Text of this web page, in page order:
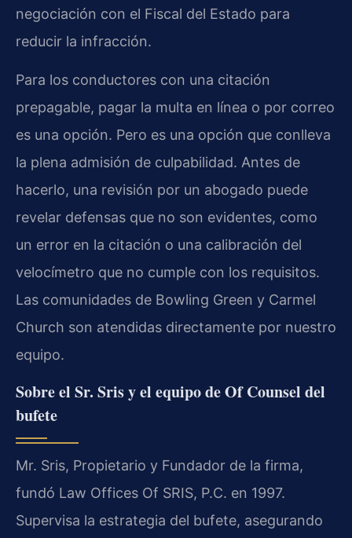
negociación con el Fiscal del Estado para
reducir la infracción.
Para los conductores con una citación
prepagable, pagar la multa en línea o por correo
es una opción. Pero es una opción que conlleva
la plena admisión de culpabilidad. Antes de
hacerlo, una revisión por un abogado puede
revelar defensas que no son evidentes, como
un error en la citación o una calibración del
velocímetro que no cumple con los requisitos.
Las comunidades de Bowling Green y Carmel
Church son atendidas directamente por nuestro
equipo.
Sobre el Sr. Sris y el equipo de Of Counsel del
bufete
Mr. Sris, Propietario y Fundador de la firma,
fundó Law Offices Of SRIS, P.C. en 1997.
Supervisa la estrategia del bufete, asegurando